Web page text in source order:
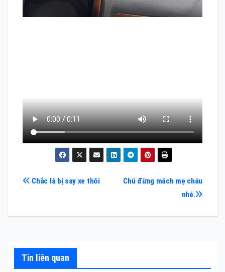
Điều
viết
Chú đừng mách mẹ cháu
nhé.
Chắc là bị say xe thôi
Tin liên quan